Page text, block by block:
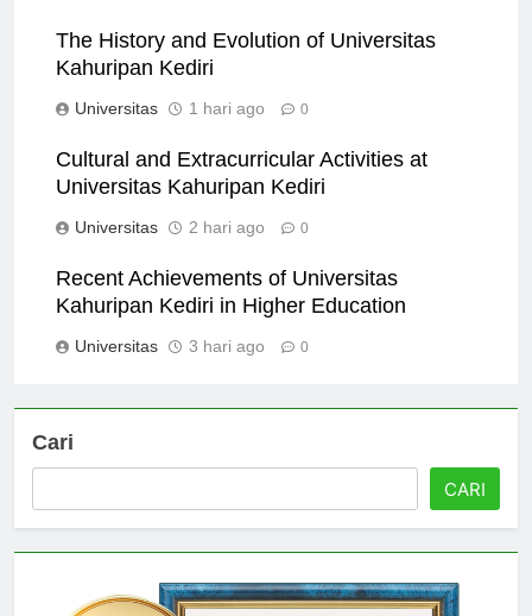
The History and Evolution of Universitas
Kahuripan Kediri
Universitas 1 hari ago 0
Cultural and Extracurricular Activities at
Universitas Kahuripan Kediri
Universitas 2 hari ago 0
Recent Achievements of Universitas
Kahuripan Kediri in Higher Education
Universitas 3 hari ago 0
Cari
CARI